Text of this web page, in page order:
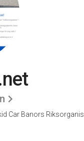
Car Banors